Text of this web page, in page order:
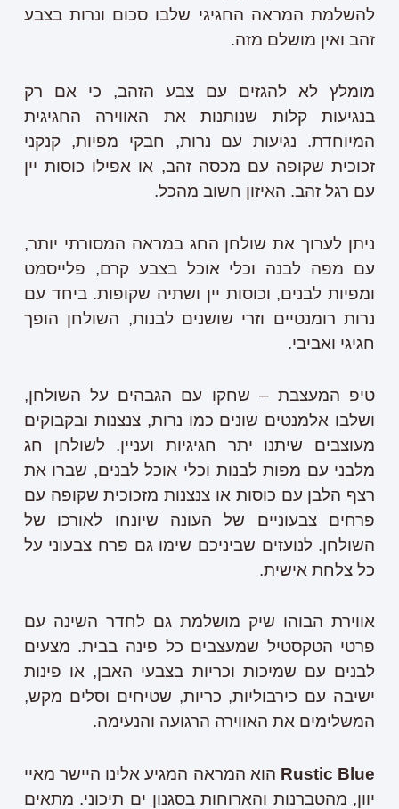
להשלמת המראה החגיגי שלבו סכום ונרות בצבע
זהב ואין מושלם מזה.
מומלץ לא להגזים עם צבע הזהב, כי אם רק
בנגיעות קלות שנותנות את האווירה החגיגית
המיוחדת. נגיעות עם נרות, חבקי מפיות, קנקני
זכוכית שקופה עם מכסה זהב, או אפילו כוסות יין
עם רגל זהב. האיזון חשוב מהכל.
ניתן לערוך את שולחן החג במראה המסורתי יותר,
עם מפה לבנה וכלי אוכל בצבע קרם, פלייסמט
ומפיות לבנים, וכוסות יין ושתיה שקופות. ביחד עם
נרות רומנטיים וזרי שושנים לבנות, השולחן הופך
חגיגי ואביבי.
טיפ המעצבת – שחקו עם הגבהים על השולחן,
ושלבו אלמנטים שונים כמו נרות, צנצנות ובקבוקים
מעוצבים שיתנו יתר חגיגיות ועניין. לשולחן חג
מלבני עם מפות לבנות וכלי אוכל לבנים, שברו את
רצף הלבן עם כוסות או צנצנות מזכוכית שקופה עם
פרחים צבעוניים של העונה שיונחו לאורכו של
השולחן. לנועזים שביניכם שימו גם פרח צבעוני על
כל צלחת אישית.
אווירת הבוהו שיק מושלמת גם לחדר השינה עם
פרטי הטקסטיל שמעצבים כל פינה בבית. מצעים
לבנים עם שמיכות וכריות בצבעי האבן, או פינות
ישיבה עם כירבוליות, כריות, שטיחים וסלים מקש,
המשלימים את האווירה הרגועה והנעימה.
Rustic Blue הוא המראה המגיע אלינו היישר מאיי
יוון, מהטברנות והארוחות בסגנון ים תיכוני. מתאים